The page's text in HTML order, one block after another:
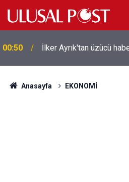
00:39
Liverpool efsanesi
Trabzonspor ile anlaştı!
Anasayfa EKONOMİ